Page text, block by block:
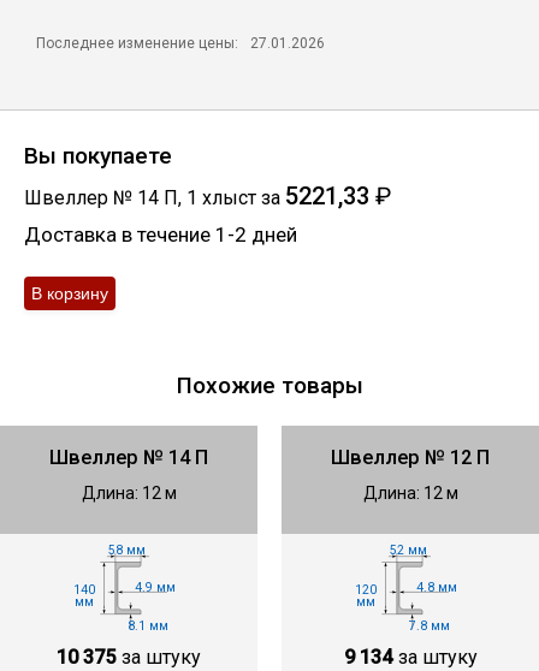
Последнее изменение цены: 27.01.2026
Вы покупаете
Швеллер № 14 П, 1 хлыст за 5221,33 ₽
Доставка в течение 1-2 дней
Похожие товары
Швеллер № 14 П
Длина: 12 м
58 мм
140
мм
4.9 мм
8.1 мм
10 375 за штуку
Швеллер № 12 П
Длина: 12 м
52 мм
120
мм
4.8 мм
7.8 мм
9 134 за штуку